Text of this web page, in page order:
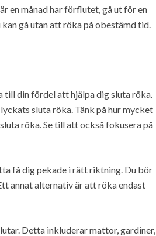
en månad har förflutet, gå ut för en
gå utan att röka på obestämd tid.
till din fördel att hjälpa dig sluta röka.
sluta röka. Tänk på hur mycket
röka. Se till att också fokusera på
få dig pekade i rätt riktning. Du bör
annat alternativ är att röka endast
Detta inkluderar mattor, gardiner,